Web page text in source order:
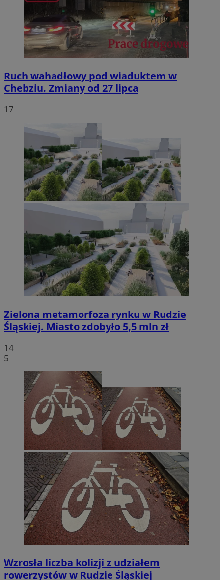
Ruch wahadłowy pod wiaduktem w
Chebziu. Zmiany od 27 lipca
17
Zielona metamorfoza rynku w Rudzie
Śląskiej. Miasto zdobyło 5,5 mln zł
14
5
Wzrosła liczba kolizji z udziałem
rowerzystów w Rudzie Śląskiej